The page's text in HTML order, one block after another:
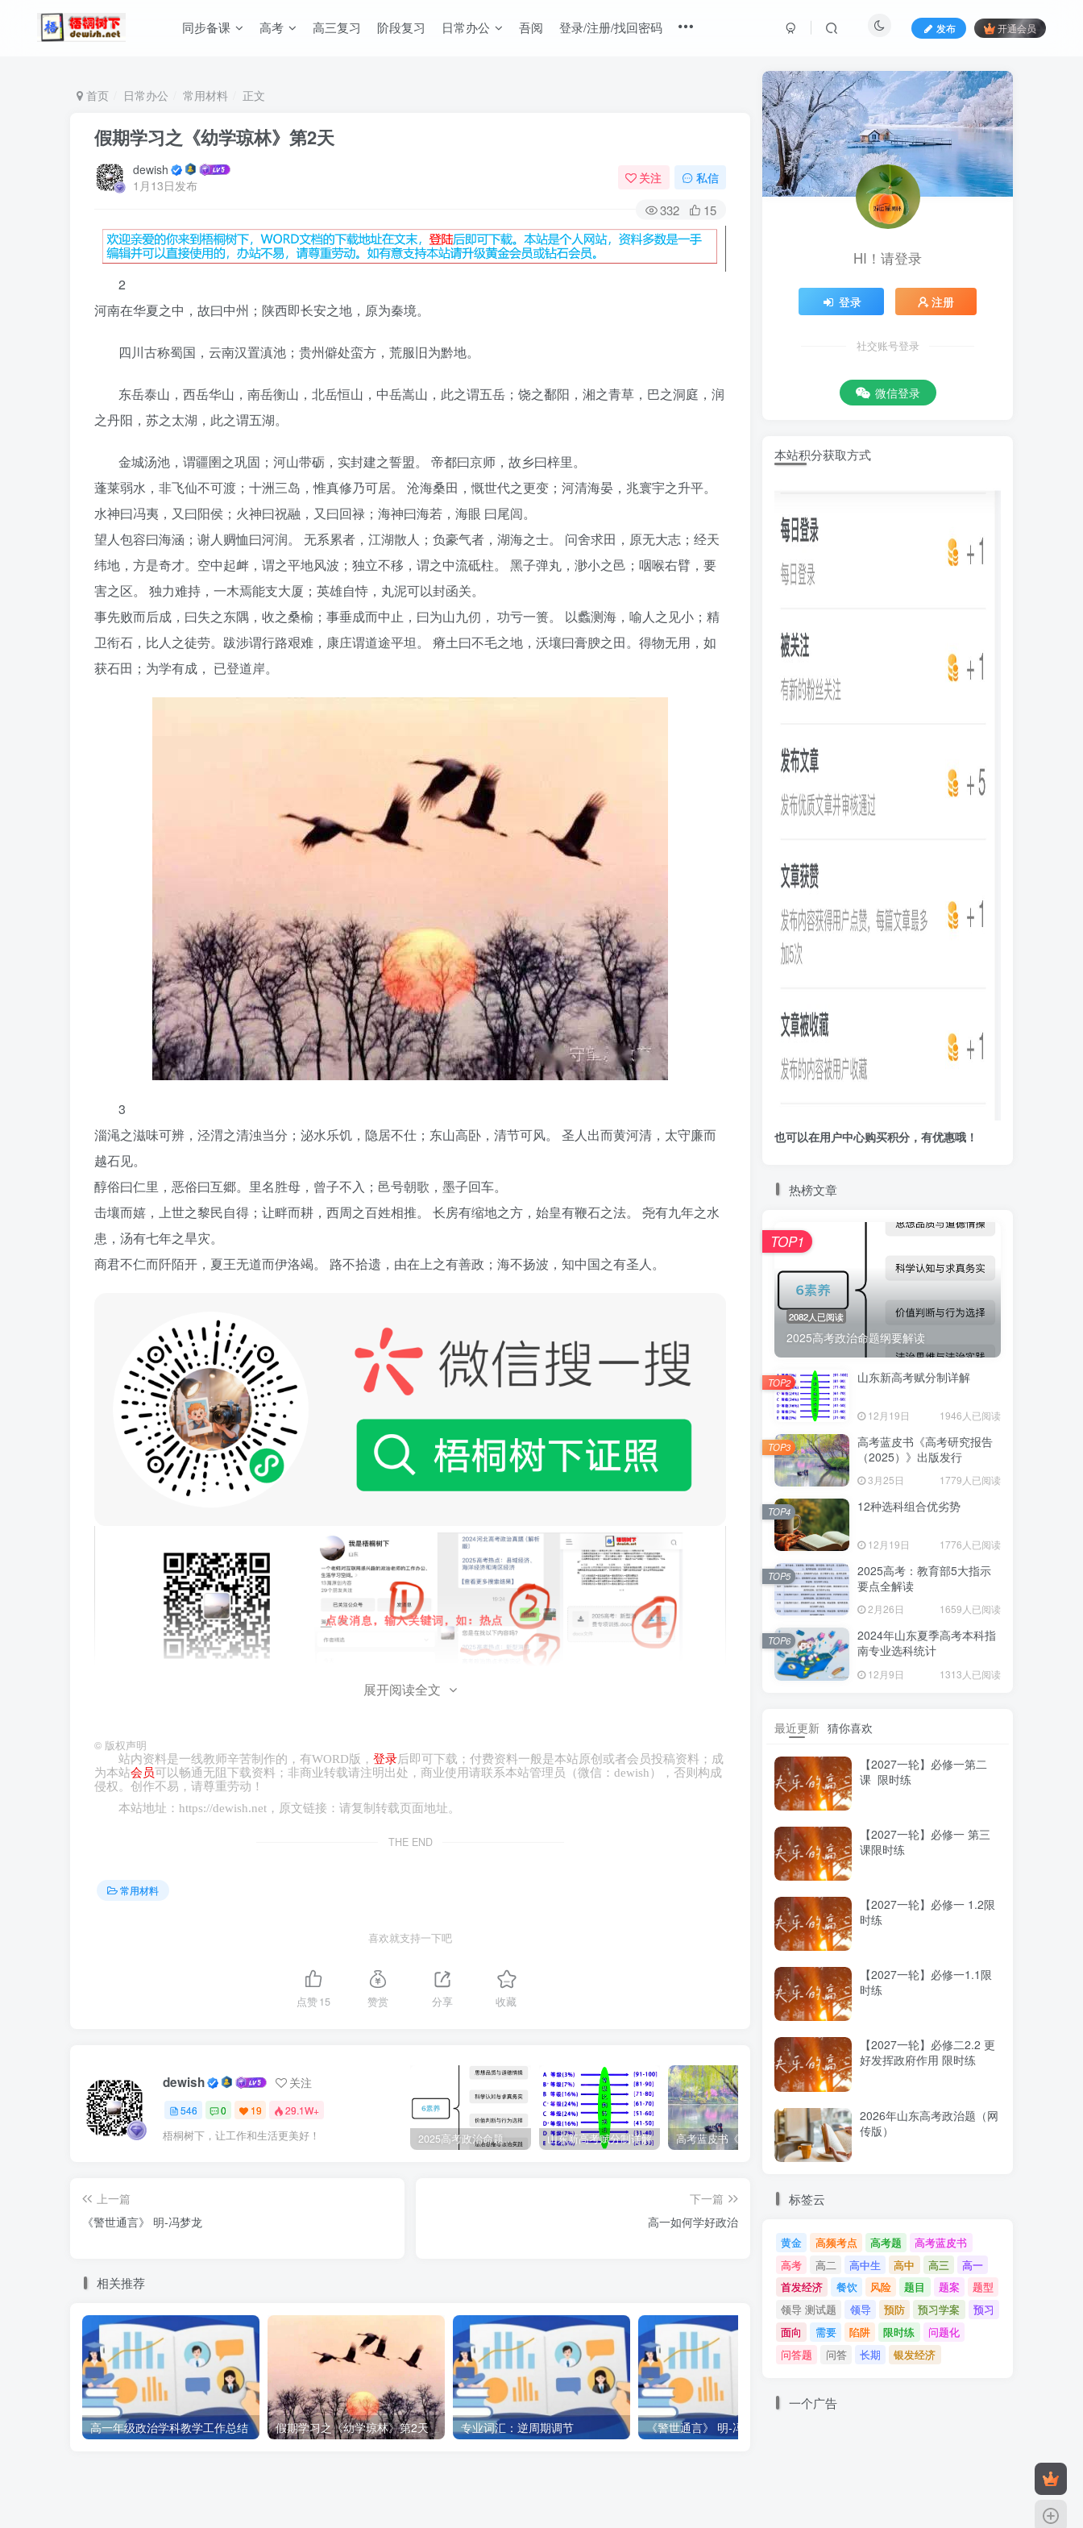
同步备课 高考 高三复习 阶段复习 日常办公 吾阅 登录/注册/找回密码 发布 开通会员
首页 日常办公 常用材料 正文
假期学习之《幼学琼林》第2天
dewish
1月13日发布
关注 私信
332 15
2
河南在华夏之中，故曰中州；陕西即长安之地，原为秦境。
四川古称蜀国，云南汉置滇池；贵州僻处蛮方，荒服旧为黔地。
东岳泰山，西岳华山，南岳衡山，北岳恒山，中岳嵩山，此之谓五岳；饶之鄱阳，湘之青草，巴之洞庭，润
之丹阳，苏之太湖，此之谓五湖。
金城汤池，谓疆圉之巩固；河山带砺，实封建之誓盟。 帝都曰京师，故乡曰梓里。
蓬莱弱水，非飞仙不可渡；十洲三岛，惟真修乃可居。 沧海桑田，慨世代之更变；河清海晏，兆寰宇之升平。
水神曰冯夷，又曰阳侯；火神曰祝融，又曰回禄；海神曰海若，海眼 曰尾闾。
望人包容曰海涵；谢人赒恤曰河润。 无系累者，江湖散人；负豪气者，湖海之士。 问舍求田，原无大志；经天
纬地，方是奇才。空中起衅，谓之平地风波；独立不移，谓之中流砥柱。 黑子弹丸，渺小之邑；咽喉右臂，要
害之区。 独力难持，一木焉能支大厦；英雄自恃，丸泥可以封函关。
事先败而后成，曰失之东隅，收之桑榆；事垂成而中止，曰为山九仞， 功亏一篑。 以蠡测海，喻人之见小；精
卫衔石，比人之徒劳。跋涉谓行路艰难，康庄谓道途平坦。 瘠土曰不毛之地，沃壤曰膏腴之田。得物无用，如
获石田；为学有成， 已登道岸。
3
淄渑之滋味可辨，泾渭之清浊当分；泌水乐饥，隐居不仕；东山高卧，清节可风。 圣人出而黄河清，太守廉而
越石见。
醇俗曰仁里，恶俗曰互郷。里名胜母，曾子不入；邑号朝歌，墨子回车。
击壤而嬉，上世之黎民自得；让畔而耕，西周之百姓相推。 长房有缩地之方，始皇有鞭石之法。 尧有九年之水
患，汤有七年之旱灾。
商君不仁而阡陌开，夏王无道而伊洛竭。 路不拾遗，由在上之有善政；海不扬波，知中国之有圣人。
展开阅读全文
© 版权声明
站内资料是一线教师辛苦制作的，有WORD版， 登录后即可下载；付费资料一般是本站原创或者会员投稿资料；成
为本站会员可以畅通无阻下载资料；非商业转载请注明出处，商业使用请联系本站管理员（微信： dewish ），否则构成
侵权。创作不易，请尊重劳动！
本站地址： https://dewish.net ，原文链接：请复制转载页面地址。
THE END
常用材料
喜欢就支持一下吧
点赞15 赞赏 分享 收藏
dewish 关注
546 0 19 29.1W+
梧桐树下，让工作和生活更美好！ 2025高考政治命题纲要解读 山东新高考赋分制详解 高考蓝皮书《高考研究报告（2025）》出版发行 12种选科组合优劣势
上一篇
《警世通言》 明-冯梦龙
下一篇
高一如何学好政治
相关推荐
高一年级政治学科教学工作总结 假期学习之《幼学琼林》第2天 专业词汇：逆周期调节 《警世通言》 明-冯梦龙
HI！请登录
登录 注册
社交账号登录
微信登录
本站积分获取方式
也可以在用户中心购买积分，有优惠哦！
热榜文章
2082人已阅读
2025高考政治命题纲要解读
TOP1
山东新高考赋分制详解
12月19日 1946人已阅读
TOP2
高考蓝皮书《高考研究报告
（2025）》出版发行
3月25日 1779人已阅读
TOP3
12种选科组合优劣势
12月19日 1776人已阅读
TOP4
2025高考：教育部5大指示
要点全解读
2月26日 1659人已阅读
TOP5
2024年山东夏季高考本科指
南专业选科统计
12月9日 1313人已阅读
TOP6
最近更新 猜你喜欢
【2027一轮】必修一第二
课 限时练
【2027一轮】必修一 第三
课限时练
【2027一轮】必修一 1.2限
时练
【2027一轮】必修一1.1限
时练
【2027一轮】必修二2.2 更
好发挥政府作用 限时练
2026年山东高考政治题（网
传版）
标签云
黄金 高频考点 高考题
高考蓝皮书
高考
高二 高中生 高中 高三
高一
首发经济
餐饮 风险 题目 题案
题型
领导 测试题
领导 预防 预习学案
预习
面向
需要 陷阱 限时练
问题化
问答题
问答 长期 银发经济
一个广告